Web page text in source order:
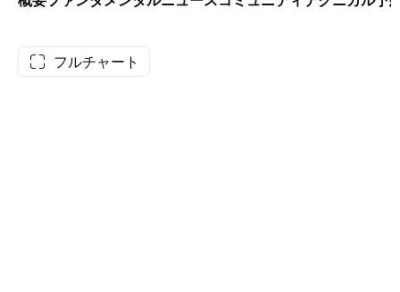
フルチャート